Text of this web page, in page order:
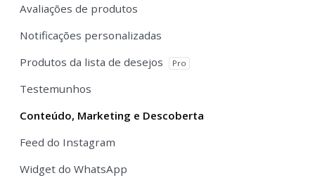
Avaliações de produtos
Notificações personalizadas
Produtos da lista de desejos
Pro
Testemunhos
Conteúdo, Marketing e Descoberta
Feed do Instagram
Widget do WhatsApp